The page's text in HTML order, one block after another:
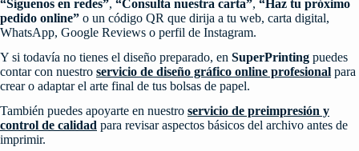
“Síguenos en redes”, “Consulta nuestra carta”, “Haz tu próximo
pedido online” o un código QR que dirija a tu web, carta digital,
WhatsApp, Google Reviews o perfil de Instagram.
Y si todavía no tienes el diseño preparado, en SuperPrinting puedes
contar con nuestro servicio de diseño gráfico online profesional para
crear o adaptar el arte final de tus bolsas de papel.
También puedes apoyarte en nuestro servicio de preimpresión y
control de calidad para revisar aspectos básicos del archivo antes de
imprimir.